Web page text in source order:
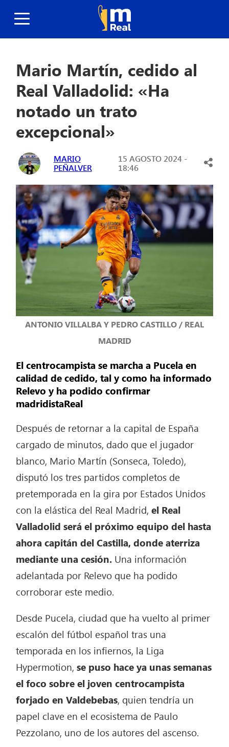
Mario Martín, cedido al
Real Valladolid: «Ha
notado un trato
excepcional»
MARIO
PEÑALVER
15 AGOSTO 2024 -
18:46
ANTONIO VILLALBA Y PEDRO CASTILLO / REAL
MADRID
El centrocampista se marcha a Pucela en
calidad de cedido, tal y como ha informado
Relevo y ha podido confirmar
madridistaReal
Después de retornar a la capital de España
cargado de minutos, dado que el jugador
blanco, Mario Martín (Sonseca, Toledo),
disputó los tres partidos completos de
pretemporada en la gira por Estados Unidos
con la elástica del Real Madrid,el Real
Valladolid será el próximo equipo del hasta
ahora capitán del Castilla, donde aterriza
mediante una cesión. Una información
adelantada por Relevo que ha podido
corroborar este medio.
Desde Pucela, ciudad que ha vuelto al primer
escalón del fútbol español tras una
temporada en los infiernos, la Liga
Hypermotion,se puso hace ya unas semanas
el foco sobre el joven centrocampista
forjado en Valdebebas, quien tendría un
papel clave en el ecosistema de Paulo
Pezzolano, uno de los autores del ascenso.